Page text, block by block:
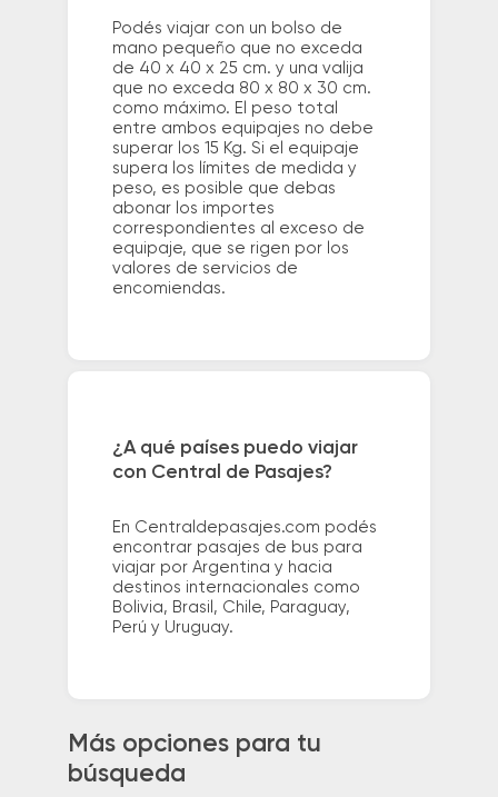
Podés viajar con un bolso de
mano pequeño que no exceda
de 40 x 40 x 25 cm. y una valija
que no exceda 80 x 80 x 30 cm.
como máximo. El peso total
entre ambos equipajes no debe
superar los 15 Kg. Si el equipaje
supera los límites de medida y
peso, es posible que debas
abonar los importes
correspondientes al exceso de
equipaje, que se rigen por los
valores de servicios de
encomiendas.
¿A qué países puedo viajar
con Central de Pasajes?
En Centraldepasajes.com podés
encontrar pasajes de bus para
viajar por Argentina y hacia
destinos internacionales como
Bolivia, Brasil, Chile, Paraguay,
Perú y Uruguay.
Más opciones para tu
búsqueda